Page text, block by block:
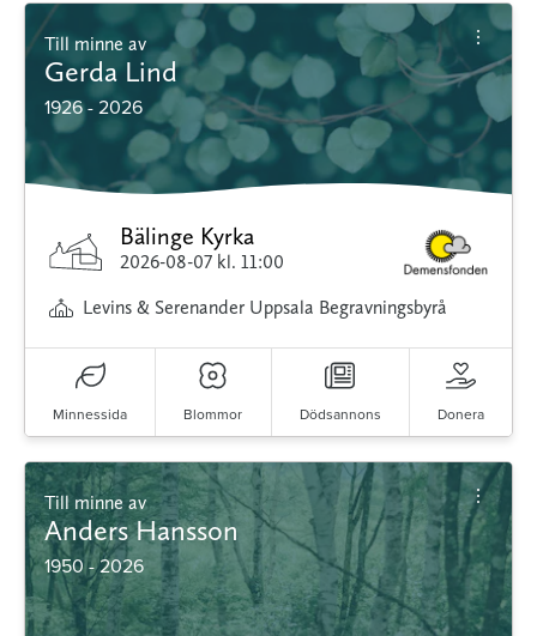
Till minne av
Gerda Lind
1926 - 2026
Bälinge Kyrka
2026-08-07 kl. 11:00
Levins & Serenander Uppsala Begravningsbyrå
Minnessida Blommor Dödsannons Donera
Till minne av
Anders Hansson
1950 - 2026